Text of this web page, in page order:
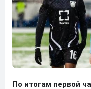
По итогам первой